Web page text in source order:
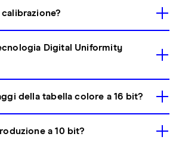
Digital Uniformity
della tabella colore a 16 bit?
a 10 bit?